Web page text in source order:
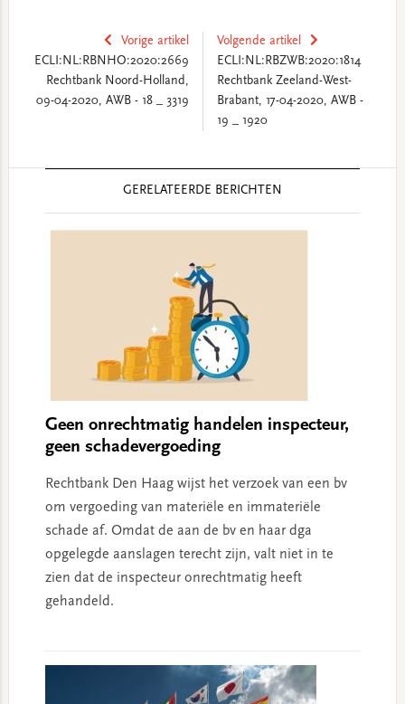
Vorige artikel
ECLI:NL:RBNHO:2020:2669
Rechtbank Noord-Holland,
09-04-2020, AWB - 18 _ 3319
Volgende artikel
ECLI:NL:RBZWB:2020:1814
Rechtbank Zeeland-West-
Brabant, 17-04-2020, AWB -
19 _ 1920
GERELATEERDE BERICHTEN
Geen onrechtmatig handelen inspecteur,
geen schadevergoeding
Rechtbank Den Haag wijst het verzoek van een bv
om vergoeding van materiële en immateriële
schade af. Omdat de aan de bv en haar dga
opgelegde aanslagen terecht zijn, valt niet in te
zien dat de inspecteur onrechtmatig heeft
gehandeld.